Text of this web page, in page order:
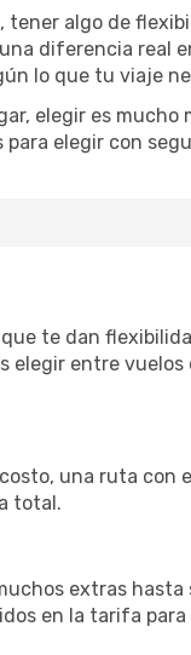
algo de
diferencia real
lo que tu viaje
elegir es mucho
elegir con
te dan
elegir entre
una ruta con
total.
extras
en la tarifa